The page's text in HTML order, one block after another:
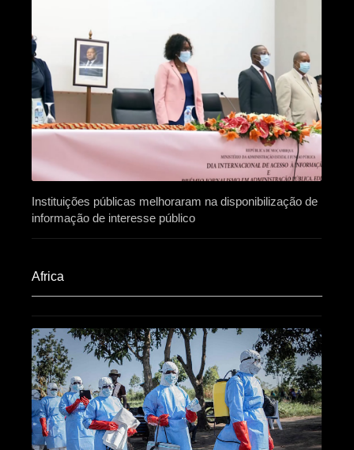
Instituições públicas melhoraram na disponibilização de
informação de interesse público
Africa​